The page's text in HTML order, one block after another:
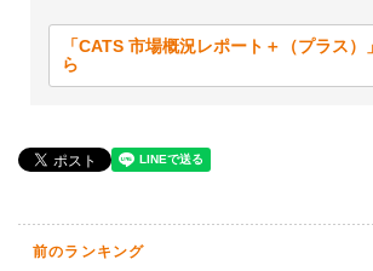
「CATS 市場概況レポート＋（プラス）
ら
前のランキング